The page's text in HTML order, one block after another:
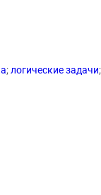
;логические задачи;